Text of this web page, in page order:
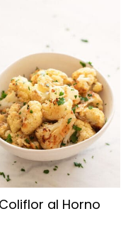
Coliflor al Horno